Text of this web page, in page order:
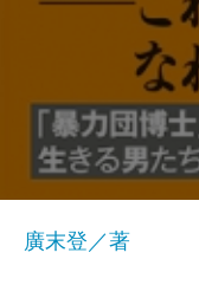
廣末登／著